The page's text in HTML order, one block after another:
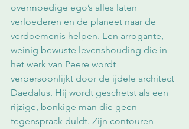
overmoedige ego’s alles laten
verloederen en de planeet naar de
verdoemenis helpen. Een arrogante,
weinig bewuste levenshouding die in
het werk van Peere wordt
verpersoonlijkt door de ijdele architect
Daedalus. Hij wordt geschetst als een
rijzige, bonkige man die geen
tegenspraak duldt. Zijn contouren